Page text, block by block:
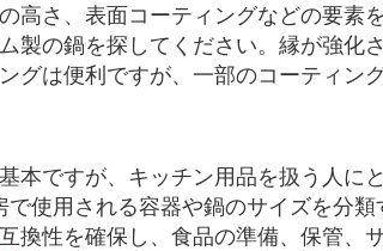
高さ、表面コーティングなどの要素
製の鍋を探してください。縁が強化
グは便利ですが、一部のコーティン
本ですが、キッチン用品を扱う人に
使用される容器や鍋のサイズを分
換性を確保し、食品の準備、保管、